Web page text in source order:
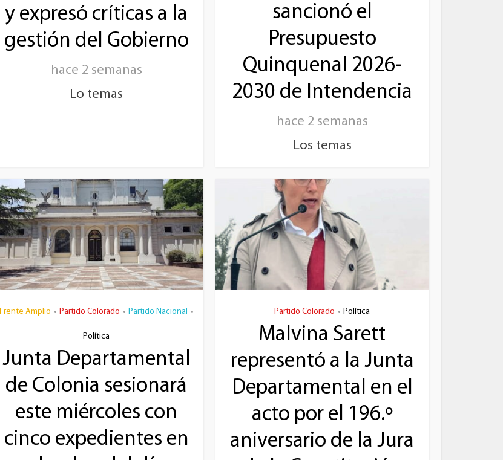
y expresó críticas a la
gestión del Gobierno
hace 2 semanas
Lo temas
sancionó el
Presupuesto
Quinquenal 2026-
2030 de Intendencia
hace 2 semanas
Los temas
Frente Amplio • Partido Colorado • Partido Nacional •
Política
Junta Departamental
de Colonia sesionará
este miércoles con
cinco expedientes en
Partido Colorado • Política
Malvina Sarett
representó a la Junta
Departamental en el
acto por el 196.º
aniversario de la Jura